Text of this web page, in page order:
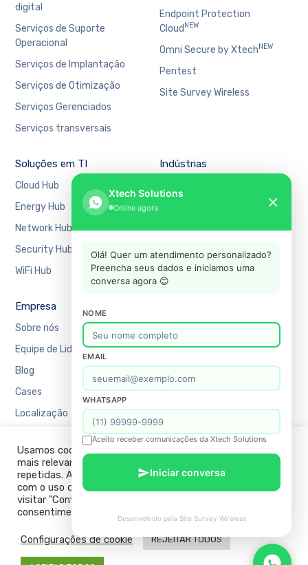
digital
Serviços de Suporte
Operacional
Serviços de Implantação
Serviços de Otimização
Serviços Gerenciados
Serviços transversais
Endpoint Protection
Cloud NEW
Omni Secure by Xtech NEW
Pentest
Site Survey Wireless
Soluções em TI
Cloud Hub
Energy Hub
Network Hub
Security Hub
WiFi Hub
Indústrias
Manufatura
Mercado Financeiro
Varejo
Empresa
Sobre nós
Equipe de Liderança
Blog
Cases
Localização
Recursos
Academy
Blog
Contato
FAQ
Política de Privacidade
Copyright © 2026 Xtech Solutions
Usamos cookies em nosso site para fornecer a experiência
mais relevante, lembrando suas preferências e visitas
repetidas. Ao clicar em “ACEITAR TODOS”, você concorda
com o uso de TODOS os cookies. No entanto, você pode
visitar "Configurações de cookies" para fornecer um
consentimento controlado.
Configurações de cookie REJEITAR TODOS
Xtech Solutions
Online agora ✕
Olá! Quer um atendimento personalizado?
Preencha seus dados e iniciamos uma
conversa agora 😊
NOME
EMAIL
WHATSAPP
Aceito receber comunicações da Xtech Solutions
Iniciar conversa
Desenvolvido pela Site Survey Wireless